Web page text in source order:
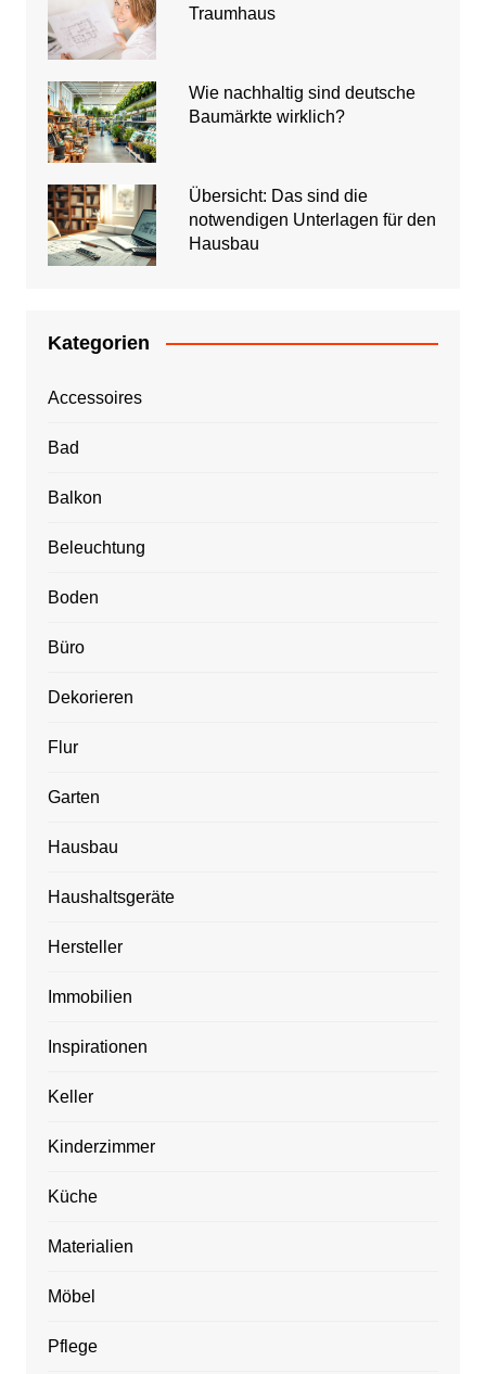
Traumhaus
Wie nachhaltig sind deutsche
Baumärkte wirklich?
Übersicht: Das sind die
notwendigen Unterlagen für den
Hausbau
Kategorien
Accessoires
Bad
Balkon
Beleuchtung
Boden
Büro
Dekorieren
Flur
Garten
Hausbau
Haushaltsgeräte
Hersteller
Immobilien
Inspirationen
Keller
Kinderzimmer
Küche
Materialien
Möbel
Pflege